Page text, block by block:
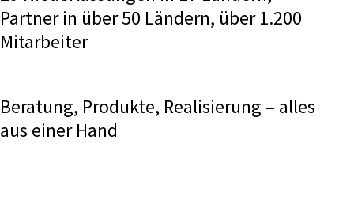
Partner in über 50 Ländern, über 1.200
Mitarbeiter
Beratung, Produkte, Realisierung – alles
aus einer Hand